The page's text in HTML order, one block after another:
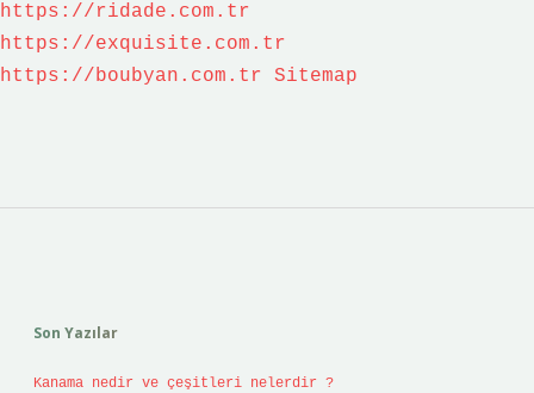
https://ridade.com.tr
https://exquisite.com.tr
https://boubyan.com.tr
Sitemap
Son Yazılar
Kanama nedir ve çeşitleri nelerdir ?